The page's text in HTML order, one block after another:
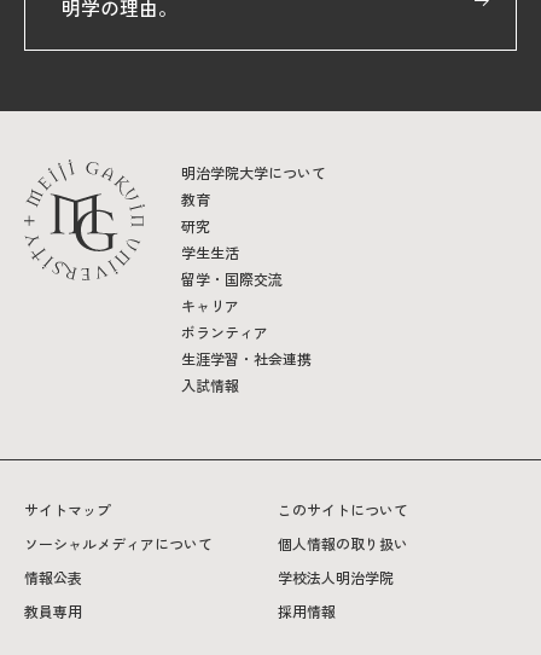
明学の理由。
明治学院大学について
教育
研究
学生生活
留学・国際交流
キャリア
ボランティア
生涯学習・社会連携
入試情報
サイトマップ
このサイトについて
ソーシャルメディアについて
個人情報の取り扱い
情報公表
学校法人明治学院
教員専用
採用情報